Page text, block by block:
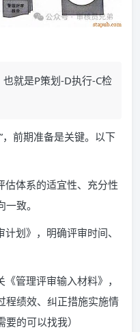
就是P策划-D执行-C检
前期准备是关键。以下
估体系的适宜性、充分性
致。
划》，明确评审时间、
管理评审输入材料》，
程绩效、纠正措施实施情
的可以找我）